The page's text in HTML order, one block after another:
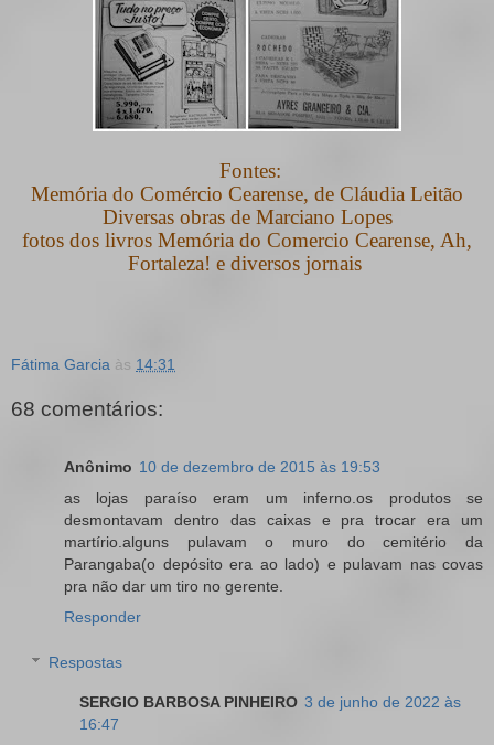
Fontes:
Memória do Comércio Cearense, de Cláudia Leitão
Diversas obras de Marciano Lopes
fotos dos livros Memória do Comercio Cearense, Ah,
Fortaleza! e diversos jornais
Fátima Garcia às 14:31
68 comentários:
Anônimo 10 de dezembro de 2015 às 19:53
as lojas paraíso eram um inferno.os produtos se
desmontavam dentro das caixas e pra trocar era um
martírio.alguns pulavam o muro do cemitério da
Parangaba(o depósito era ao lado) e pulavam nas covas
pra não dar um tiro no gerente.
Responder
Respostas
SERGIO BARBOSA PINHEIRO 3 de junho de 2022 às
16:47